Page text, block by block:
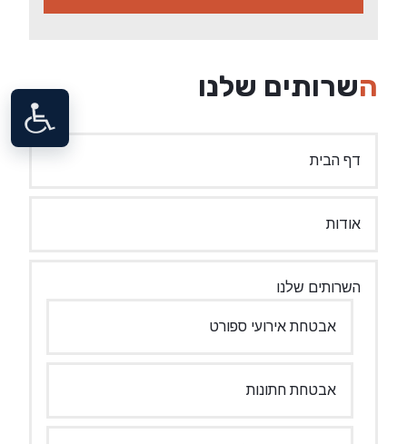
השרותים שלנו
דף הבית
אודות
השרותים שלנו
אבטחת אירועי ספורט
אבטחת חתונות